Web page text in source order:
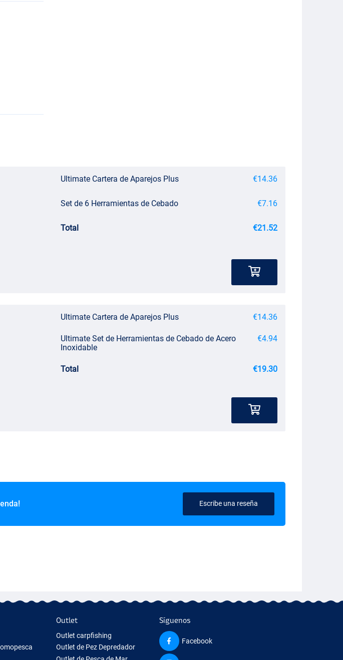
Ultimate Cartera de Aparejos Plus €14.36
Set de 6 Herramientas de Cebado €7.16
Total €21.52
Ultimate Cartera de Aparejos Plus €14.36
Ultimate Set de Herramientas de Cebado de Acero
Inoxidable
€4.94
Total €19.30
Escribe una reseña
Outlet
Outlet carpfishing
Outlet de Pez Depredador
Síguenos
Facebook